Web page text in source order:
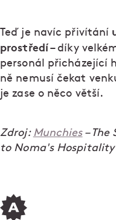
Teď je navíc přivítání
prostředí– díky
personál přicházející
ně nemusí čekat
je zase o něco větší.
Zdroj: Munchies– The
to Noma's Hospitality